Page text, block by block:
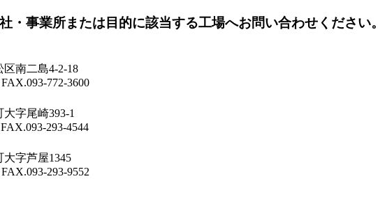
・事業所または目的に該当する工場へお問い合わせください。
南二島4-2-18
772-3600
字尾崎393-1
293-4544
字芦屋1345
293-9552